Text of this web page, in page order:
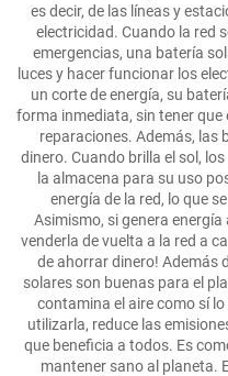
es decir, de las líneas y
electricidad. Cuando la red
emergencias, una batería
luces y hacer funcionar los
un corte de energía, su
forma inmediata, sin tener que
reparaciones. Además, las
dinero. Cuando brilla el sol,
la almacena para su uso
energía de la red, lo que
Asimismo, si genera
venderla de vuelta a la red a
de ahorrar dinero! Además
solares son buenas para el
contamina el aire como sí
utilizarla, reduce las
que beneficia a todos. Es
mantener sano al planeta.